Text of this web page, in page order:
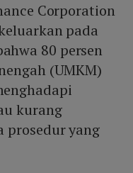
Corporation
pada
80 persen
(UMKM)
kurang
prosedur yang